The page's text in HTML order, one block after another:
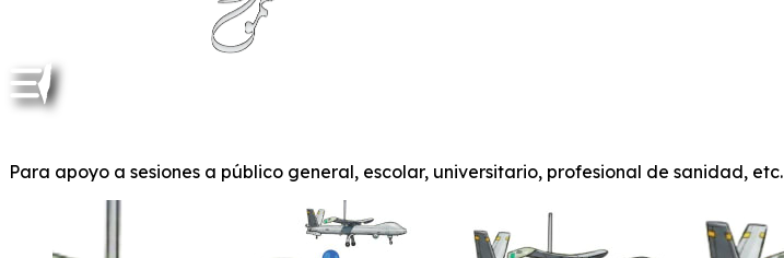
Para apoyo a sesiones a público general, escolar, universitario, profesional de sanidad, etc.